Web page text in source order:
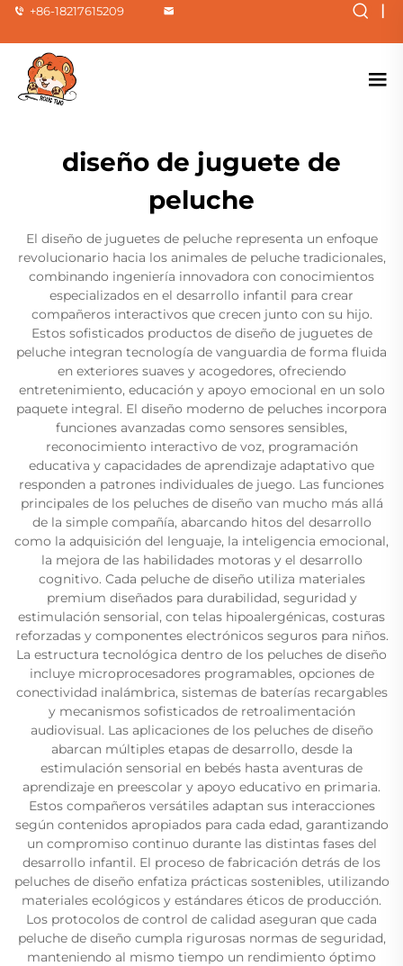
+86-18217615209 |
diseño de juguete de
peluche
El diseño de juguetes de peluche representa un enfoque
revolucionario hacia los animales de peluche tradicionales,
combinando ingeniería innovadora con conocimientos
especializados en el desarrollo infantil para crear
compañeros interactivos que crecen junto con su hijo.
Estos sofisticados productos de diseño de juguetes de
peluche integran tecnología de vanguardia de forma fluida
en exteriores suaves y acogedores, ofreciendo
entretenimiento, educación y apoyo emocional en un solo
paquete integral. El diseño moderno de peluches incorpora
funciones avanzadas como sensores sensibles,
reconocimiento interactivo de voz, programación
educativa y capacidades de aprendizaje adaptativo que
responden a patrones individuales de juego. Las funciones
principales de los peluches de diseño van mucho más allá
de la simple compañía, abarcando hitos del desarrollo
como la adquisición del lenguaje, la inteligencia emocional,
la mejora de las habilidades motoras y el desarrollo
cognitivo. Cada peluche de diseño utiliza materiales
premium diseñados para durabilidad, seguridad y
estimulación sensorial, con telas hipoalergénicas, costuras
reforzadas y componentes electrónicos seguros para niños.
La estructura tecnológica dentro de los peluches de diseño
incluye microprocesadores programables, opciones de
conectividad inalámbrica, sistemas de baterías recargables
y mecanismos sofisticados de retroalimentación
audiovisual. Las aplicaciones de los peluches de diseño
abarcan múltiples etapas de desarrollo, desde la
estimulación sensorial en bebés hasta aventuras de
aprendizaje en preescolar y apoyo educativo en primaria.
Estos compañeros versátiles adaptan sus interacciones
según contenidos apropiados para cada edad, garantizando
un compromiso continuo durante las distintas fases del
desarrollo infantil. El proceso de fabricación detrás de los
peluches de diseño enfatiza prácticas sostenibles, utilizando
materiales ecológicos y estándares éticos de producción.
Los protocolos de control de calidad aseguran que cada
peluche de diseño cumpla rigurosas normas de seguridad,
manteniendo al mismo tiempo un rendimiento óptimo